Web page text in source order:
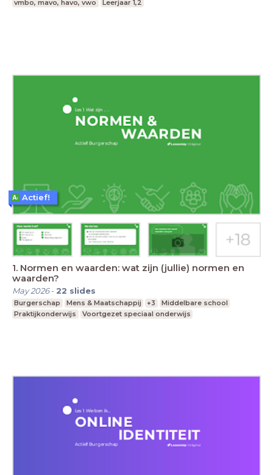
vmbo, mavo, havo, vwo
Leerjaar 1,2
1. Normen en waarden: wat zijn (jullie) normen en
waarden?
May 2026- 22 slides
Burgerschap Mens & Maatschappij +3
Middelbare school
Praktijkonderwijs
Voortgezet speciaal onderwijs
Actief!